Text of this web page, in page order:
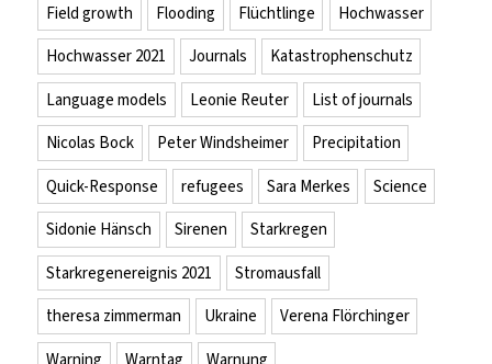
Field growth
Flooding Flüchtlinge
Hochwasser
Hochwasser 2021
Journals
Katastrophenschutz
Language models
Leonie Reuter
List of journals
Nicolas Bock
Peter Windsheimer
Precipitation
Quick-Response
refugees Sara Merkes
Science
Sidonie Hänsch
Sirenen
Starkregen
Starkregenereignis 2021
Stromausfall
theresa zimmerman
Ukraine
Verena Flörchinger
Warning
Warntag Warnung